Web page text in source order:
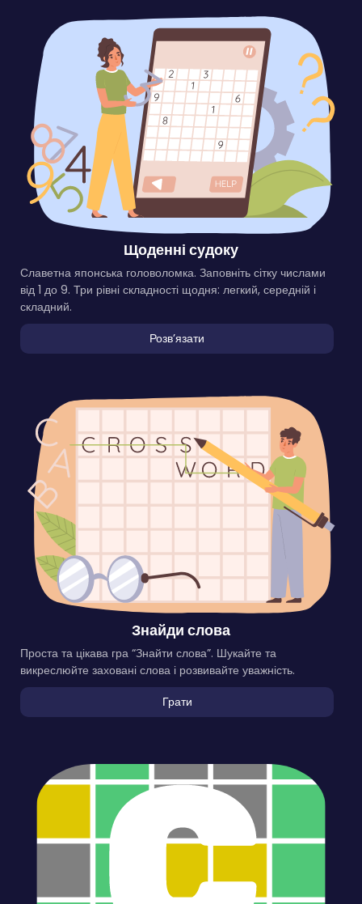
Щоденні судоку
Славетна японська головоломка. Заповніть сітку числами
від 1 до 9. Три рівні складності щодня: легкий, середній і
складний.
Розвʼязати
Знайди слова
Проста та цікава гра “Знайти слова”. Шукайте та
викреслюйте заховані слова і розвивайте уважність.
Грати